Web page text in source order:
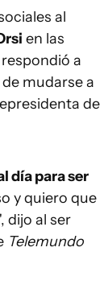
al
en las
a
mudarse a
de
día para ser
y quiero que
dijo al ser
Telemundo